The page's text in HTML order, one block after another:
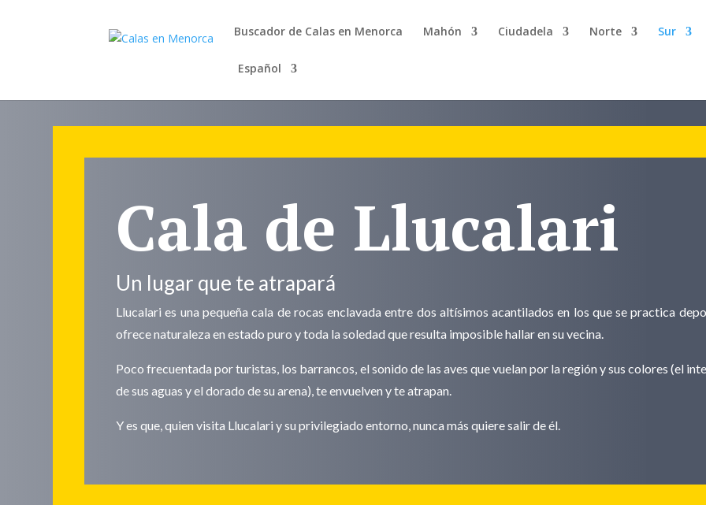
Buscador de Calas en Menorca Mahón Ciudadela Norte Sur
Español
Cala de Llucalari
Un lugar que te atrapará
Llucalari es una pequeña cala de rocas enclavada entre dos altísimos acantilados en los que se practica
ofrece naturaleza en estado puro y toda la soledad que resulta imposible hallar en su vecina.
Poco frecuentada por turistas, los barrancos, el sonido de las aves que vuelan por la región y sus colores (el
de sus aguas y el dorado de su arena), te envuelven y te atrapan.
Y es que, quien visita Llucalari y su privilegiado entorno, nunca más quiere salir de él.